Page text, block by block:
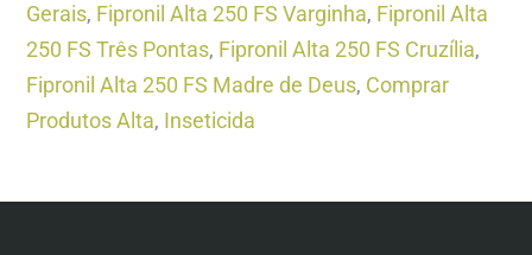
Gerais, Fipronil Alta 250 FS Varginha, Fipronil Alta
250 FS Três Pontas, Fipronil Alta 250 FS Cruzília,
Fipronil Alta 250 FS Madre de Deus, Comprar
Produtos Alta, Inseticida